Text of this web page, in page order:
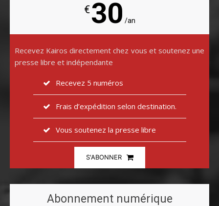
€30 /an
Recevez Kairos directement chez vous et soutenez une
presse libre et indépendante
Recevez 5 numéros
Frais d’expédition selon destination.
Vous soutenez la presse libre
S'ABONNER
Abonnement numérique